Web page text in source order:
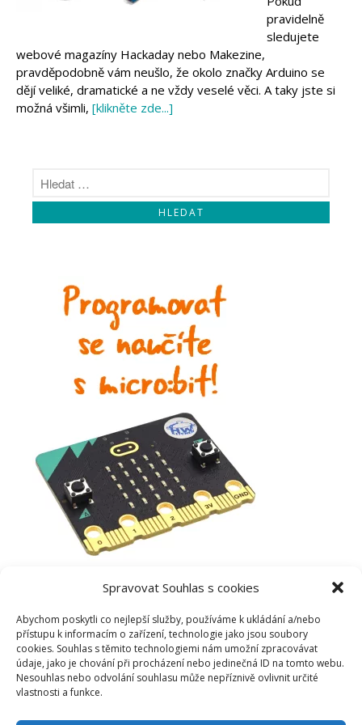
Spravovat Souhlas s cookies
Abychom poskytli co nejlepší služby, používáme k ukládání a/nebo
přístupu k informacím o zařízení, technologie jako jsou soubory
cookies. Souhlas s těmito technologiemi nám umožní zpracovávat
údaje, jako je chování při procházení nebo jedinečná ID na tomto webu.
Nesouhlas nebo odvolání souhlasu může nepříznivě ovlivnit určité
vlastnosti a funkce.
Makeblock
Koupit
pravidelně
sledujete
webové magazíny Hackaday nebo Makezine,
pravděpodobně vám neušlo, že okolo značky Arduino se
dějí veliké, dramatické a ne vždy veselé věci. A taky jste si
možná všimli, [klikněte zde...]